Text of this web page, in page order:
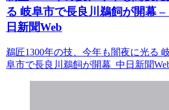
る 岐阜市で長良川鵜飼が開幕 –
日新聞Web
鵜匠1300年の技、今年も闇夜に光る
阜市で長良川鵜飼が開幕 中日新聞